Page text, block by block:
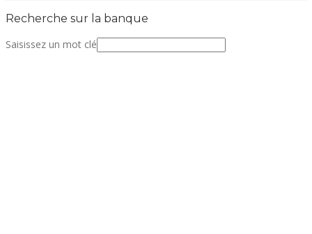
Recherche sur la banque
Saisissez un mot clé